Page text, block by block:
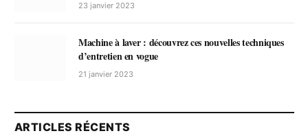
23 janvier 2023
Machine à laver : découvrez ces nouvelles techniques
d’entretien en vogue
21 janvier 2023
ARTICLES RÉCENTS